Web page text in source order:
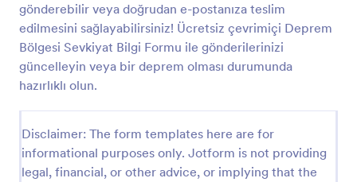
gönderebilir veya doğrudan e-postanıza teslim
edilmesini sağlayabilirsiniz! Ücretsiz çevrimiçi Deprem
Bölgesi Sevkiyat Bilgi Formu ile gönderilerinizi
güncelleyin veya bir deprem olması durumunda
hazırlıklı olun.
Disclaimer: The form templates here are for
informational purposes only. Jotform is not providing
legal, financial, or other advice, or implying that the
Depremzede İhtiyaç Formu
Depremzede ihtiyaç formu bir depremde evi hasar
gören ailelerin ihtiyaçlarını ve ayrıntılarını toplamak
için kullanılır.